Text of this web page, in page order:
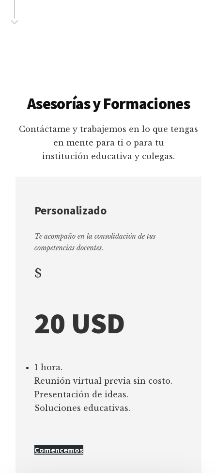
Asesorías y Formaciones
Contáctame y trabajemos en lo que tengas
en mente para ti o para tu
institución educativa y colegas.
Personalizado
Te acompaño en la consolidación de tus
competencias docentes.
$
20 USD
1 hora.
Reunión virtual previa sin costo.
Presentación de ideas.
Soluciones educativas.
Comencemos